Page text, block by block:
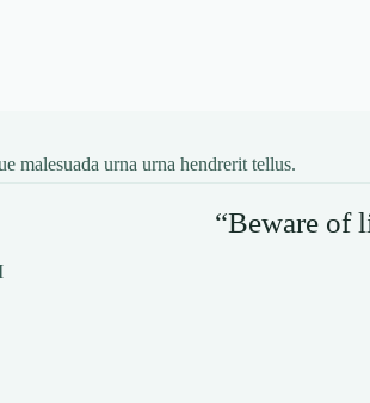
malesuada urna urna hendrerit tellus.
“Beware of